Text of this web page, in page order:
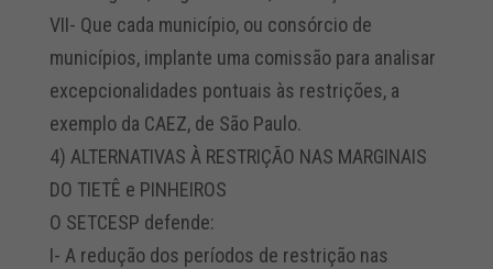
VII- Que cada município, ou consórcio de
municípios, implante uma comissão para analisar
excepcionalidades pontuais às restrições, a
exemplo da CAEZ, de São Paulo.
4) ALTERNATIVAS À RESTRIÇÃO NAS MARGINAIS
DO TIETÊ e PINHEIROS
O SETCESP defende:
I- A redução dos períodos de restrição nas